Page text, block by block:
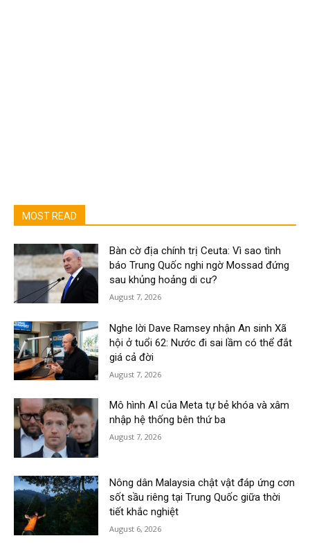
MOST READ
Bàn cờ địa chính trị Ceuta: Vì sao tình
báo Trung Quốc nghi ngờ Mossad đứng
sau khủng hoảng di cư?
August 7, 2026
Nghe lời Dave Ramsey nhận An sinh Xã
hội ở tuổi 62: Nước đi sai lầm có thể đắt
giá cả đời
August 7, 2026
Mô hình AI của Meta tự bẻ khóa và xâm
nhập hệ thống bên thứ ba
August 7, 2026
Nông dân Malaysia chật vật đáp ứng cơn
sốt sầu riêng tại Trung Quốc giữa thời
tiết khắc nghiệt
August 6, 2026